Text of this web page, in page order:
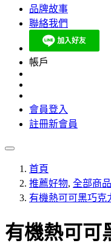
品牌故事
聯絡我們
帳戶
會員登入
註冊新會員
首頁
推薦好物, 全部商品
有機熱可可黑巧克
有機熱可可